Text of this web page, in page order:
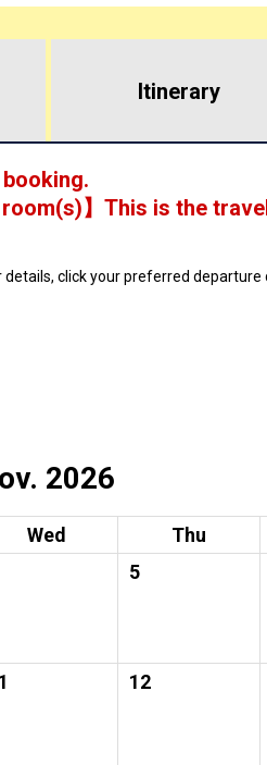
Itinerary
】This is the
click your preferred departure
2026
Wed Thu
5
12